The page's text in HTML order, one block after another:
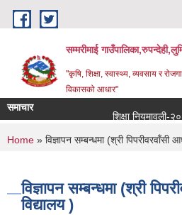
Skip to main content
सम्मरीमाई
"कृषि, शिक्षा, स्वास्थ्य, व्यवसाय र
विकासको आधार"
समाचार
शिक्षा नियमावली-
You are here
Home » विज्ञापन सम्बन्धमा (श्री पिपरीवरवाँसी
विज्ञापन सम्बन्धमा (श्री
विद्यालय )